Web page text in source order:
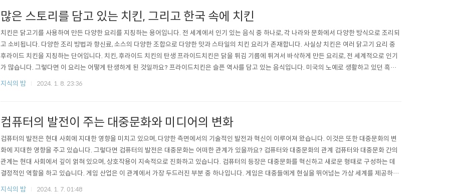
많은 스토리를 담고 있는 치킨, 그리고 한국 속에 치킨
치킨은 닭고기를 사용하여 만든 다양한 요리를 지칭하는 용어입니다. 전 세계에서 인기 있는 음식 중 하나로, 각 나라와 문화에서 다양한 방식으로 조리되
고 소비됩니다. 다양한 조리 방법과 향신료, 소스의 다양한 조합으로 다양한 맛과 스타일의 치킨 요리가 존재합니다. 사실상 치킨은 여러 닭고기 요리 중
후라이드 치킨을 지칭하는 단어입니다. 치킨, 후라이드 치킨의 탄생 프라이드치킨은 닭을 튀김 기름에 튀겨서 바삭하게 만든 요리로, 전 세계적으로 인기
가 많습니다. 그렇다면 이 요리는 어떻게 탄생하게 된 것일까요? 프라이드치킨은 슬픈 역사를 담고 있는 음식입니다. 미국의 노예로 생활하고 있던 흑인
들에게서 만들어진 요리이기 때문입니다. 당시 백인들은 닭의 맛없는 부분인 날개와 목을 버렸는데 흑인들은 그것은 모아서 기..
지식의 밤 2024. 1. 8. 23:36
컴퓨터의 발전이 주는 대중문화와 미디어의 변화
컴퓨터의 발전은 현대 사회에 지대한 영향을 미치고 있으며, 다양한 측면에서의 기술적인 발전과 혁신이 이루어져 왔습니다. 이것은 또한 대중문화의 변
화에 지대한 영향을 주고 있습니다. 그렇다면 컴퓨터의 발전은 대중문화는 어떠한 관계가 있을까요? 컴퓨터와 대중문화의 관계 컴퓨터와 대중문화 간의
관계는 현대 사회에서 깊이 얽혀 있으며, 상호작용이 지속적으로 진화하고 있습니다. 컴퓨터의 등장은 대중문화를 혁신하고 새로운 형태로 구성하는 데
결정적인 역할을 하고 있습니다. 게임 산업은 이 관계에서 가장 두드러진 부분 중 하나입니다. 게임은 대중들에게 현실을 뛰어넘는 가상 세계를 제공하며,
이를 통해 감정을 공유하고 소통할 수 있는 플랫폼을 제공합니다. 게임의 캐릭터, 스토리, 음악은 대중문화에 깊은 영향을 미치며,..
지식의 밤 2024. 1. 7. 01:48